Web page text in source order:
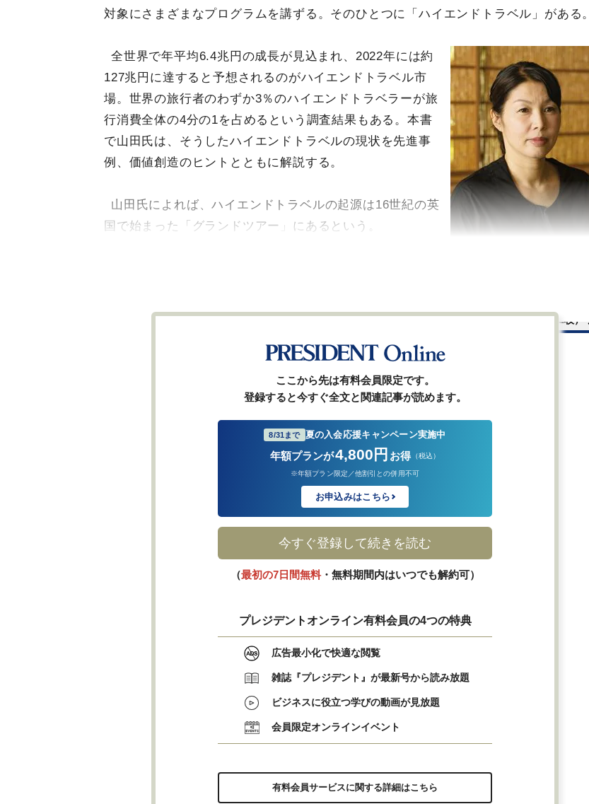
対象にさまざまなプログラムを講ずる。そのひとつに「ハイエンドトラベル」がある。
全ての画像を見る（2枚）
全世界で年平均6.4兆円の成長が見込まれ、2022年には約
127兆円に達すると予想されるのがハイエンドトラベル市
場。世界の旅行者のわずか3％のハイエンドトラベラーが旅
行消費全体の4分の1を占めるという調査結果もある。本書
で山田氏は、そうしたハイエンドトラベルの現状を先進事
例、価値創造のヒントとともに解説する。
山田氏によれば、ハイエンドトラベルの起源は16世紀の英
国で始まった「グランドツアー」にあるという。
ここから先は有料会員限定です。
登録すると今すぐ全文と関連記事が読めます。
8/31まで 夏の入会応援キャンペーン実施中
年額プランが4,800円 お得 （税込）
※年額プラン限定／他割引との併用不可
お申込みはこちら
今すぐ登録して続きを読む
（最初の7日間無料・無料期間内はいつでも解約可）
プレジデントオンライン有料会員の4つの特典
広告最小化で快適な閲覧
雑誌『プレジデント』が最新号から読み放題
ビジネスに役立つ学びの動画が見放題
会員限定オンラインイベント
有料会員サービスに関する詳細はこちら